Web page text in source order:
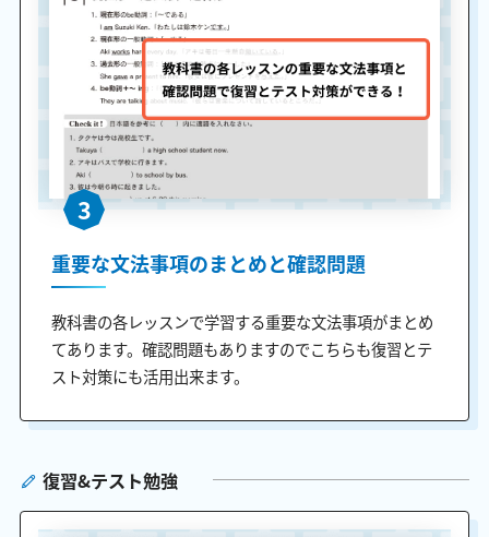
3
重要な文法事項のまとめと確認問題
教科書の各レッスンで学習する重要な文法事項がまとめ
てあります。確認問題もありますのでこちらも復習とテ
スト対策にも活用出来ます。
復習&テスト勉強